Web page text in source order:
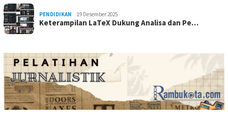
PENDIDIKAN 19 Desember 2025
Keterampilan LaTeX Dukung Analisa dan Pe…